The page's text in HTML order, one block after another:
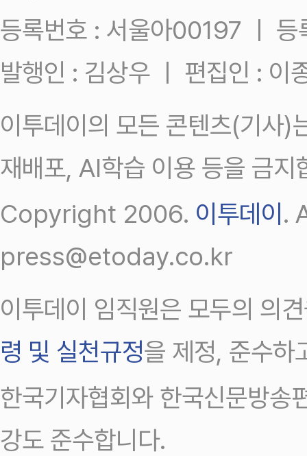
등록번호 : 서울아00197 ㅣ
발행인 : 김상우 ㅣ 편집인 : 이
이투데이의 모든 콘텐츠(기사)
재배포, AI학습 이용 등을 금지
Copyright 2006. 이투데이.
press@etoday.co.kr
이투데이 임직원은 모두의 의
령 및 실천규정을 제정, 준수하
한국기자협회와 한국신문방송
강도 준수합니다.